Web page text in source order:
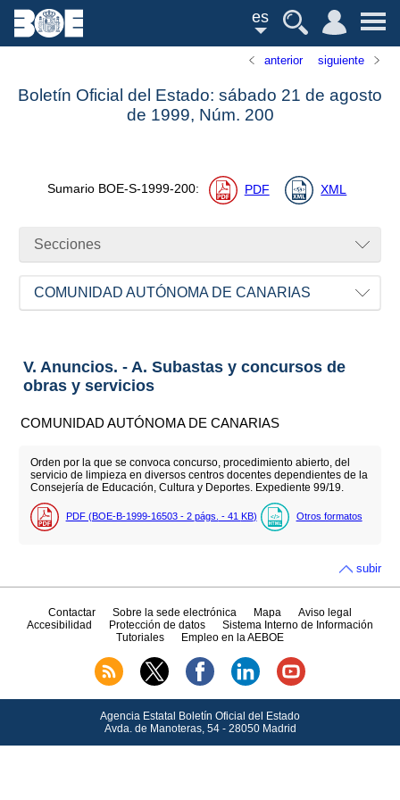
es
anterior siguiente
Boletín Oficial del Estado: sábado 21 de agosto
de 1999, Núm. 200
Sumario BOE-S-1999-200: PDF XML
Secciones
COMUNIDAD AUTÓNOMA DE CANARIAS
V. Anuncios. - A. Subastas y concursos de
obras y servicios
COMUNIDAD AUTÓNOMA DE CANARIAS
Orden por la que se convoca concurso, procedimiento abierto, del
servicio de limpieza en diversos centros docentes dependientes de la
Consejería de Educación, Cultura y Deportes. Expediente 99/19.
PDF (BOE-B-1999-16503 - 2 págs. - 41 KB) Otros formatos
subir
Contactar Sobre la sede electrónica Mapa
Aviso legal
Accesibilidad
Protección de datos
Sistema Interno de Información
Tutoriales
Empleo en la AEBOE
Agencia Estatal Boletín Oficial del Estado
Avda. de Manoteras, 54 - 28050 Madrid